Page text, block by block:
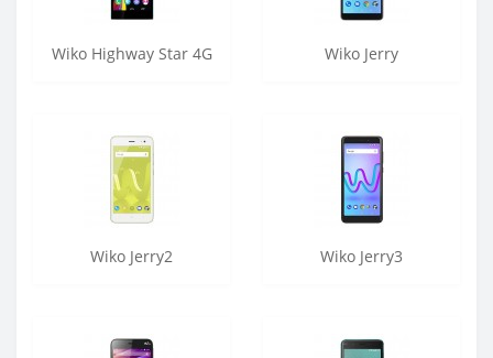
Wiko Highway Star 4G Wiko Jerry
Wiko Jerry2 Wiko Jerry3